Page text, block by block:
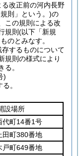
改正前の河内長野
則」という。)の
この規則による改
規則 (以下「新規
のとみなす。
するものについて
規則の様式により
。
)
。
設場所
代町14番1号
田町380番地
戸町649番地